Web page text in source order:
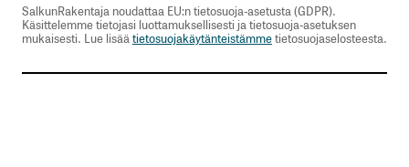
SalkunRakentaja noudattaa EU:n tietosuoja-asetusta (GDPR).
Käsittelemme tietojasi luottamuksellisesti ja tietosuoja-asetuksen
mukaisesti. Lue lisää tietosuojakäytänteistämmetietosuojaselosteesta.